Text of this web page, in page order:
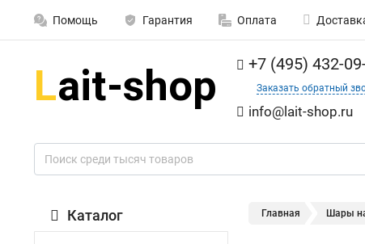
Помощь Гарантия Оплата
+7 (495) 432-
Заказать обратный
info@lait-shop.ru
Каталог Главная Шары